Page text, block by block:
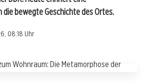
die bewegte Geschichte des Ortes.
08:18 Uhr